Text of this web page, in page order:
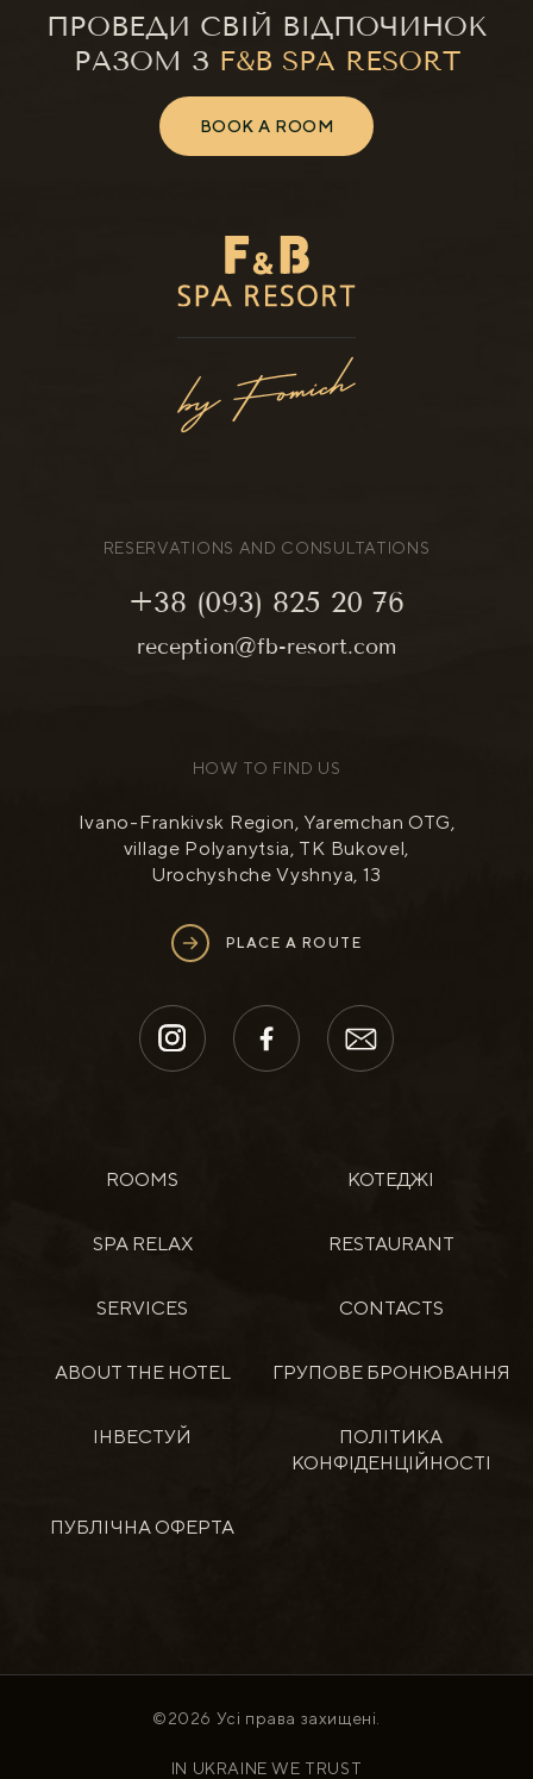
ПРОВЕДИ СВІЙ ВІДПОЧИНОК
РАЗОМ З F&B SPA RESORT
BOOK A ROOM
RESERVATIONS AND CONSULTATIONS
+38 (093) 825 20 76
reception@fb-resort.com
HOW TO FIND US
Ivano-Frankivsk Region, Yaremchan OTG,
village Polyanytsia, TK Bukovel,
Urochyshche Vyshnya, 13
PLACE A ROUTE
ROOMS КОТЕДЖІ
SPA RELAX RESTAURANT
SERVICES CONTACTS
ABOUT THE HOTEL ГРУПОВЕ БРОНЮВАННЯ
ІНВЕСТУЙ
ПОЛІТИКА
КОНФІДЕНЦІЙНОСТІ
ПУБЛІЧНА ОФЕРТА
©2026 Усі права захищені.
IN UKRAINE WE TRUST